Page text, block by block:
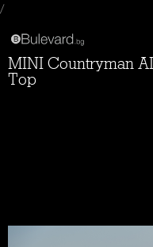
/
MINI Countryman ALL4 Camp с палатка Roof
Top